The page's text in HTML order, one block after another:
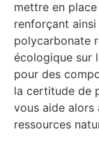
mettre en
renforçant ainsi
polycarbonate
écologique sur
pour des
la certitude de
vous aide alors
ressources